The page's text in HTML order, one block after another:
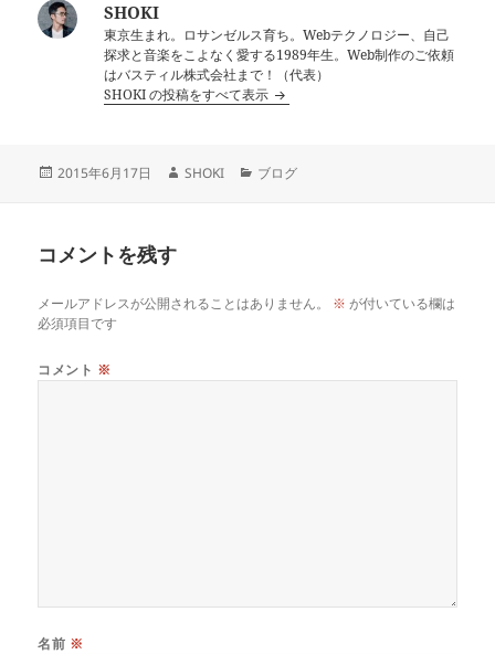
SHOKI
東京生まれ。ロサンゼルス育ち。Webテクノロジー、自己
探求と音楽をこよなく愛する1989年生。Web制作のご依頼
はバスティル株式会社まで！（代表）
SHOKI の投稿をすべて表示
投
2015年6月17日
作
SHOKI
カ
ブログ
コメントを残す
メールアドレスが公開されることはありません。 ※ が付いている欄は
必須項目です
コメント ※
名前 ※